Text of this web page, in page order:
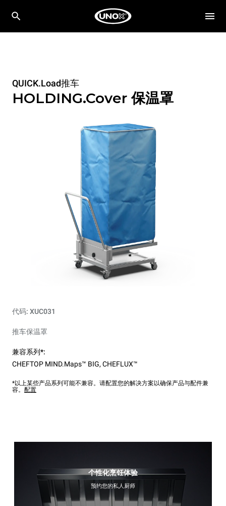
QUICK.Load推车
HOLDING.Cover 保温罩
代码: XUC031
推车保温罩
兼容系列*:
CHEFTOP MIND.Maps™ BIG, CHEFLUX™
*以上某些产品系列可能不兼容。请配置您的解决方案以确保产品与配件兼
容。 配置
个性化烹饪体验
预约您的私人厨师